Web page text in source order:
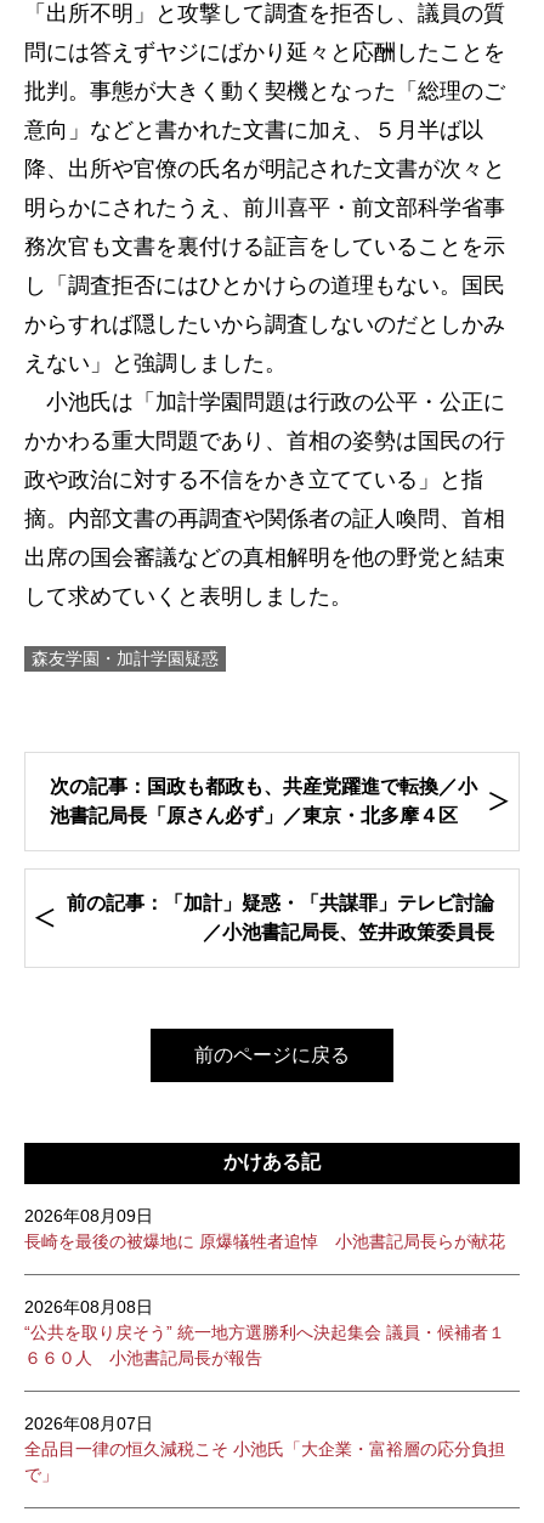
「出所不明」と攻撃して調査を拒否し、議員の質
問には答えずヤジにばかり延々と応酬したことを
批判。事態が大きく動く契機となった「総理のご
意向」などと書かれた文書に加え、５月半ば以
降、出所や官僚の氏名が明記された文書が次々と
明らかにされたうえ、前川喜平・前文部科学省事
務次官も文書を裏付ける証言をしていることを示
し「調査拒否にはひとかけらの道理もない。国民
からすれば隠したいから調査しないのだとしかみ
えない」と強調しました。
小池氏は「加計学園問題は行政の公平・公正に
かかわる重大問題であり、首相の姿勢は国民の行
政や政治に対する不信をかき立てている」と指
摘。内部文書の再調査や関係者の証人喚問、首相
出席の国会審議などの真相解明を他の野党と結束
して求めていくと表明しました。
森友学園・加計学園疑惑
次の記事：国政も都政も、共産党躍進で転換／小
池書記局長「原さん必ず」／東京・北多摩４区
前の記事：「加計」疑惑・「共謀罪」テレビ討論
／小池書記局長、笠井政策委員長
前のページに戻る
かけある記
2026年08月09日
長崎を最後の被爆地に 原爆犠牲者追悼 小池書記局長らが献花
2026年08月08日
“公共を取り戻そう” 統一地方選勝利へ決起集会 議員・候補者１
６６０人 小池書記局長が報告
2026年08月07日
全品目一律の恒久減税こそ 小池氏「大企業・富裕層の応分負担
で」